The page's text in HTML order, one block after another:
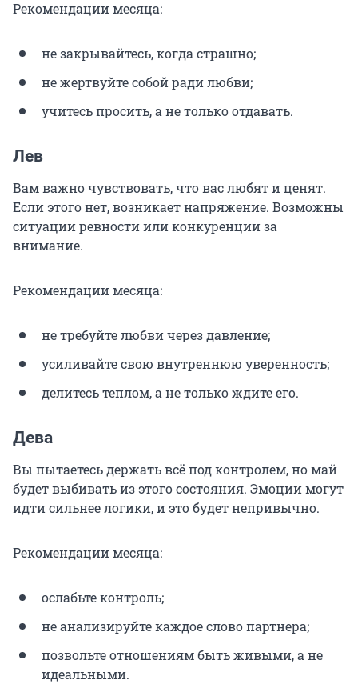
Рекомендации месяца:
не закрывайтесь, когда страшно;
не жертвуйте собой ради любви;
учитесь просить, а не только отдавать.
Лев
Вам важно чувствовать, что вас любят и ценят.
Если этого нет, возникает напряжение. Возможны
ситуации ревности или конкуренции за
внимание.
Рекомендации месяца:
не требуйте любви через давление;
усиливайте свою внутреннюю уверенность;
делитесь теплом, а не только ждите его.
Дева
Вы пытаетесь держать всё под контролем, но май
будет выбивать из этого состояния. Эмоции могут
идти сильнее логики, и это будет непривычно.
Рекомендации месяца:
ослабьте контроль;
не анализируйте каждое слово партнера;
позвольте отношениям быть живыми, а не
идеальными.